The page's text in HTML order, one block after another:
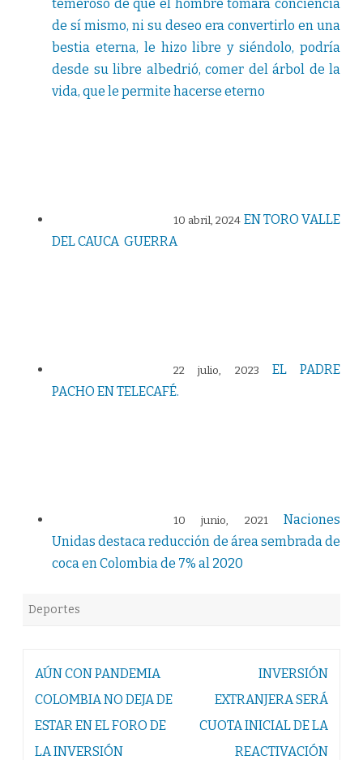
temeroso de que el hombre tomara conciencia
de sí mismo, ni su deseo era convertirlo en una
bestia eterna, le hizo libre y siéndolo, podría
desde su libre albedrió, comer del árbol de la
vida, que le permite hacerse eterno
10 abril, 2024 EN TORO VALLE
DEL CAUCA GUERRA
22 julio, 2023
EL PADRE
PACHO EN TELECAFÉ.
10 junio, 2021
Naciones
Unidas destaca reducción de área sembrada de
coca en Colombia de 7% al 2020
Deportes
Navegación
de
entradas
AÚN CON PANDEMIA
COLOMBIA NO DEJA DE
ESTAR EN EL FORO DE
LA INVERSIÓN
INVERSIÓN
EXTRANJERA SERÁ
CUOTA INICIAL DE LA
REACTIVACIÓN